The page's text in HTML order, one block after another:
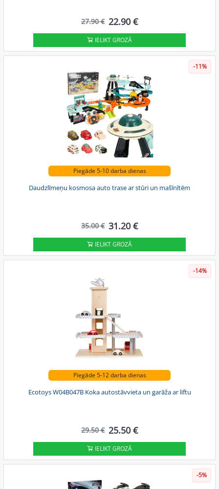
27.90 € 22.90 €
IELIKT GROZĀ
-11%
Piegāde 5-10 darba dienas
Daudzlīmeņu kosmosa auto trase ar stūri un mašīnītēm
35.00 € 31.20 €
IELIKT GROZĀ
-14%
Piegāde 5-12 darba dienas
Ecotoys W04B047B Koka autostāvvieta un garāža ar liftu
29.50 € 25.50 €
IELIKT GROZĀ
-5%